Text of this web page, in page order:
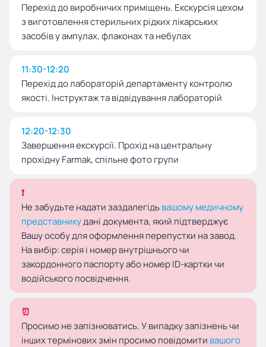
Перехід до виробничих приміщень. Екскурсія цехом
з виготовлення стерильних рідких лікарських
засобів у ампулах, флаконах та небулах
11:30-12:20
Перехід до лабораторій департаменту контролю
якості. Інструктаж та відвідування лабораторій
12:20-12:30
Завершення екскурсії. Прохід на центральну
прохідну Farmak, спільне фото групи
❗
Не забудьте надати заздалегідьвашому медичному
представникудані документа, який підтверджує
Вашу особу для оформлення перепустки на завод.
На вибір: серія і номер внутрішнього чи
закордонного паспорту або номер ID-картки чи
водійського посвідчення.
⏰
Просимо не запізнюватись. У випадку запізнень чи
інших термінових змін просимо повідомити вашого